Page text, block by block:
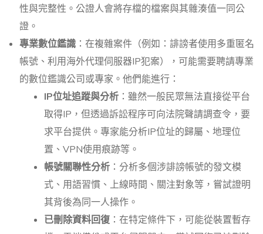
性與完整性。公證人會將存檔的檔案與其雜湊值一同公
證。
專業數位鑑識 ：在複雜案件（例如：誹謗者使用多重匿名
帳號、利用海外代理伺服器IP犯案），可能需要聘請專業
的數位鑑識公司或專家。他們能進行：
IP位址追蹤與分析 ：雖然一般民眾無法直接從平台
取得IP，但透過訴訟程序可向法院聲請調查令，要
求平台提供。專家能分析IP位址的歸屬、地理位
置、VPN使用痕跡等。
帳號關聯性分析 ：分析多個涉誹謗帳號的發文模
式、用語習慣、上線時間、關注對象等，嘗試證明
其背後為同一人操作。
已刪除資料回復 ：在特定條件下，可能從裝置暫存